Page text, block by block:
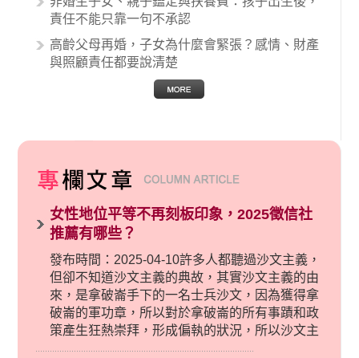
責任不能只靠一句不承認
高齡父母再婚，子女為什麼會緊張？感情、財產
與照顧責任都要說清楚
女性地位平等不再刻板印象，2025徵信社
推薦有哪些？
發布時間：2025-04-10許多人都聽過沙文主義，
但卻不知道沙文主義的典故，其實沙文主義的由
來，是拿破崙手下的一名士兵沙文，因為獲得拿
破崙的軍功章，所以對於拿破崙的所有事蹟和政
策產生狂熱崇拜，形成偏執的狀況，所以沙文主
義後來就被拿來暗指偏見和歧視，而且有沙文主